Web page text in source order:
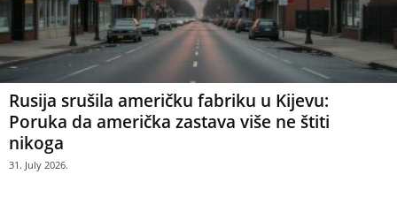
Rusija srušila američku fabriku u Kijevu:
Poruka da američka zastava više ne štiti
nikoga
31. July 2026.